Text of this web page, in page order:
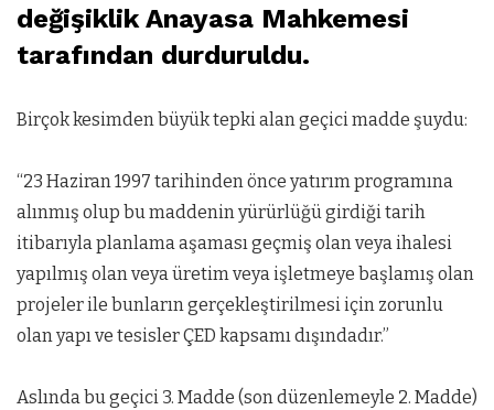
değişiklik Anayasa Mahkemesi
tarafından durduruldu.
Birçok kesimden büyük tepki alan geçici madde şuydu:
“23 Haziran 1997 tarihinden önce yatırım programına
alınmış olup bu maddenin yürürlüğü girdiği tarih
itibarıyla planlama aşaması geçmiş olan veya ihalesi
yapılmış olan veya üretim veya işletmeye başlamış olan
projeler ile bunların gerçekleştirilmesi için zorunlu
olan yapı ve tesisler ÇED kapsamı dışındadır.”
Aslında bu geçici 3. Madde (son düzenlemeyle 2. Madde)